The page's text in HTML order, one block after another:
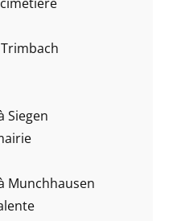
Siegen
Munchhausen